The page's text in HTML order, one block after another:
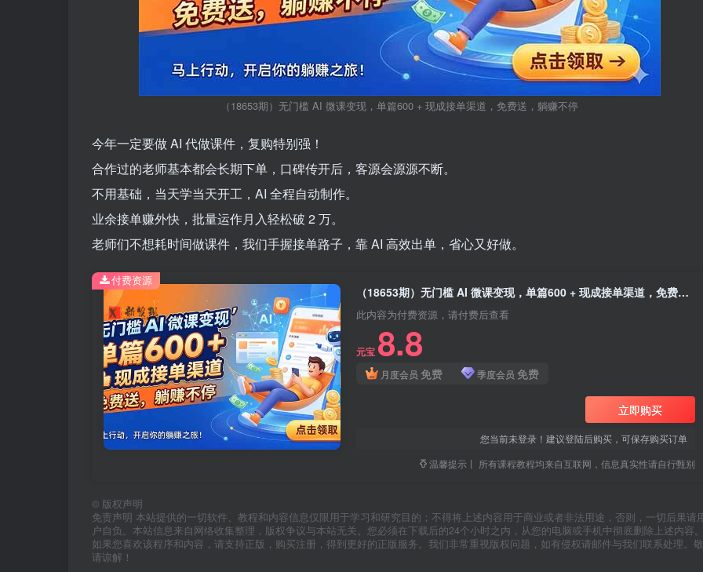
（18653期）无门槛 AI 微课变现，单篇600 + 现成接单渠道，免费送，躺赚不停
今年一定要做 AI 代做课件，复购特别强！
合作过的老师基本都会长期下单，口碑传开后，客源会源源不断。
不用基础，当天学当天开工，AI 全程自动制作。
业余接单赚外快，批量运作月入轻松破 2 万。
老师们不想耗时间做课件，我们手握接单路子，靠 AI 高效出单，省心又好做。
（18653期）无门槛 AI 微课变现，单篇600 + 现成接单渠道，免费送，躺赚不停
此内容为付费资源，请付费后查看
元宝 8.8
月度会员 免费 季度会员 免费
立即购买
您当前未登录！建议登陆后购买，可保存购买订单
温馨提示丨 所有课程教程均来自互联网，信息真实性请自行甄别
付费资源
© 版权声明
免责声明 本站提供的一切软件、教程和内容信息仅限用于学习和研究目的；不得将上述内容用于商业或者非法用途，否则，一切后果请
户自负。本站信息来自网络收集整理，版权争议与本站无关。您必须在下载后的24个小时之内，从您的电脑或手机中彻底删除上述内容
如果您喜欢该程序和内容，请支持正版，购买注册，得到更好的正版服务。我们非常重视版权问题，如有侵权请邮件与我们联系处理。敬
请谅解！